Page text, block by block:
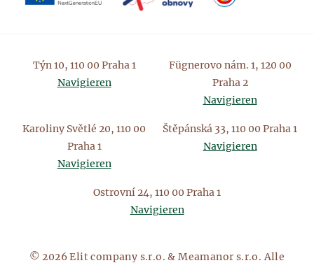
Týn 10, 110 00 Praha 1
Navigieren
Fügnerovo nám. 1, 120 00
Praha 2
Navigieren
Karoliny Světlé 20, 110 00
Praha 1
Navigieren
Štěpánská 33, 110 00 Praha 1
Navigieren
Ostrovní 24, 110 00 Praha 1
Navigieren
© 2026 Elit company s.r.o. & Meamanor s.r.o. Alle